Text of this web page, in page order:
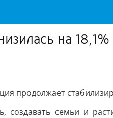
на 18,1%
продолжает
семьи и